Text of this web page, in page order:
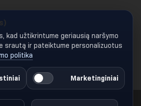
kad užtikrintume geriausią naršymo
srautą ir pateiktume personalizuotus
politika
Marketinginiai